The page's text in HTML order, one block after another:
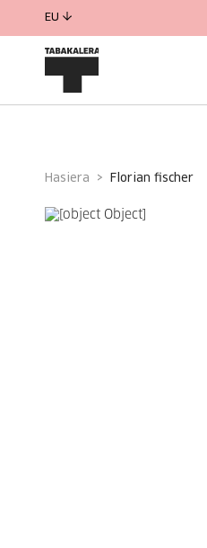
EU
Hasiera florian fischer